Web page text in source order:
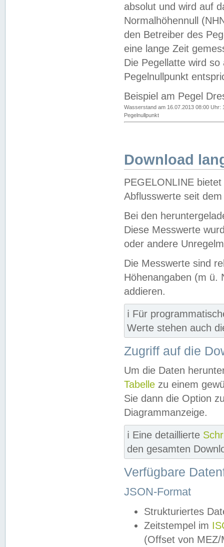
absolut und wird auf
Normalhöhennull
den Betreiber des
eine lange Zeit
Die Pegellatte wird
Pegelnullpunkt
Beispiel am Pegel
Wasserstand am 16.07.2013 08:00 Uhr:
Pegelnullpunkt
Download
PEGELONLINE
Abflusswerte seit
Bei den
Diese Messwerte
oder andere
Die Messwerte sind
Höhenangaben (m ü.
addieren.
ℹ️ Für
Werte stehen auch
Zugriff auf die
Um die Daten
Tabelle zu einem
Sie dann die Option
Diagrammanzeige.
ℹ️ Eine detaillierte
den gesamten
Verfügbare
JSON-Format
Strukturiertes
Zeitstempel im
(Offset von MEZ/